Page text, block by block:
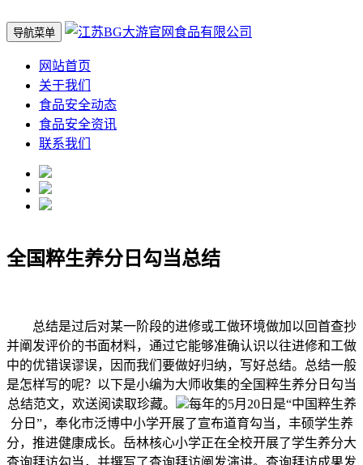
导航菜单
网站首页
关于我们
食品安全动态
食品安全资讯
联系我们
全国粹生养分日勾当总结
总结是过后对某一阶段的进修或工做环境做加以回首查抄
并阐发评价的书面材料，通过它能够准确认识以往进修和工做
中的优错误谬误，因而我们要做好归纳，写好总结。总结一般
是怎样写的呢？以下是小编为大师收集的全国粹生养分日勾当
总结范文，欢送阅读取珍藏。
每年的5月20日是“中国粹生养
分日”，奉化市泛博中小学开展了宣布道育勾当，丰硕学生养
分，推进健康成长。岳林核心小学正在全校开展了学生养分大